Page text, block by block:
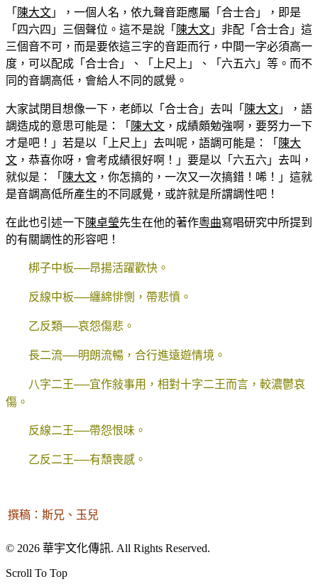
「 陳大文 」，一個人名，依九聲音距應屬「合士合」，即是
「四六四」三個聲位。這不是說「 陳大文 」非配「合士合」這
三個音不可，而是要依這三字的音距而行，中間一字必須高一
度，可以配成「合士合」、「上尺上」、「六五六」等。而不
同的音調高低，會給人不同的感覺。
大家試閉目想像一下，老師以「合士合」去叫「 陳大文 」，語
調造成的意思可能是：「 陳大文 ，成績頗勉強啊，要努力一下
才是吧！」若是以「上尺上」去叫呢，語調可能是：「 陳大
文 ，恭喜你呀，會考成績很好啊！」要是以「六五六」去叫，
就似是：「 陳大文 ，你怎搞的，一次又一次搞錯！唏！」這就
是音調高低所產生的不同感覺，或許就是所謂調性吧！
在此也引述一下陳卓瑩先生在他的著作粵曲寫唱研究中所提到
的有關調性的形容吧！
梆子中板──昂揚活躍歡快。
反線中板──纏綿悱惻，帶悲憤。
乙反類──哀怨傷悲。
長二流──明朗流暢，合行進遠遊情境。
八字二王──宜作敍事用，相對十字二王而言，較濃鬱哀
傷。
反線二王──帶怨恨味。
乙反二王──有頹喪感。
撰稿：斯兄、玉兒
© 2026 華宇文化傳訊. All Rights Reserved.
Scroll To Top